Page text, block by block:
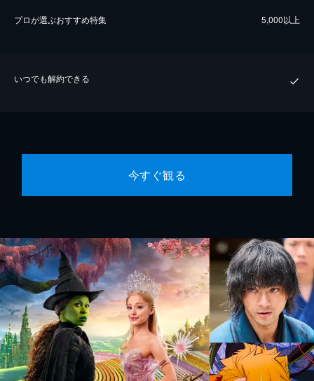
プロが選ぶおすすめ特集 5,000以上
いつでも解約できる
今すぐ観る